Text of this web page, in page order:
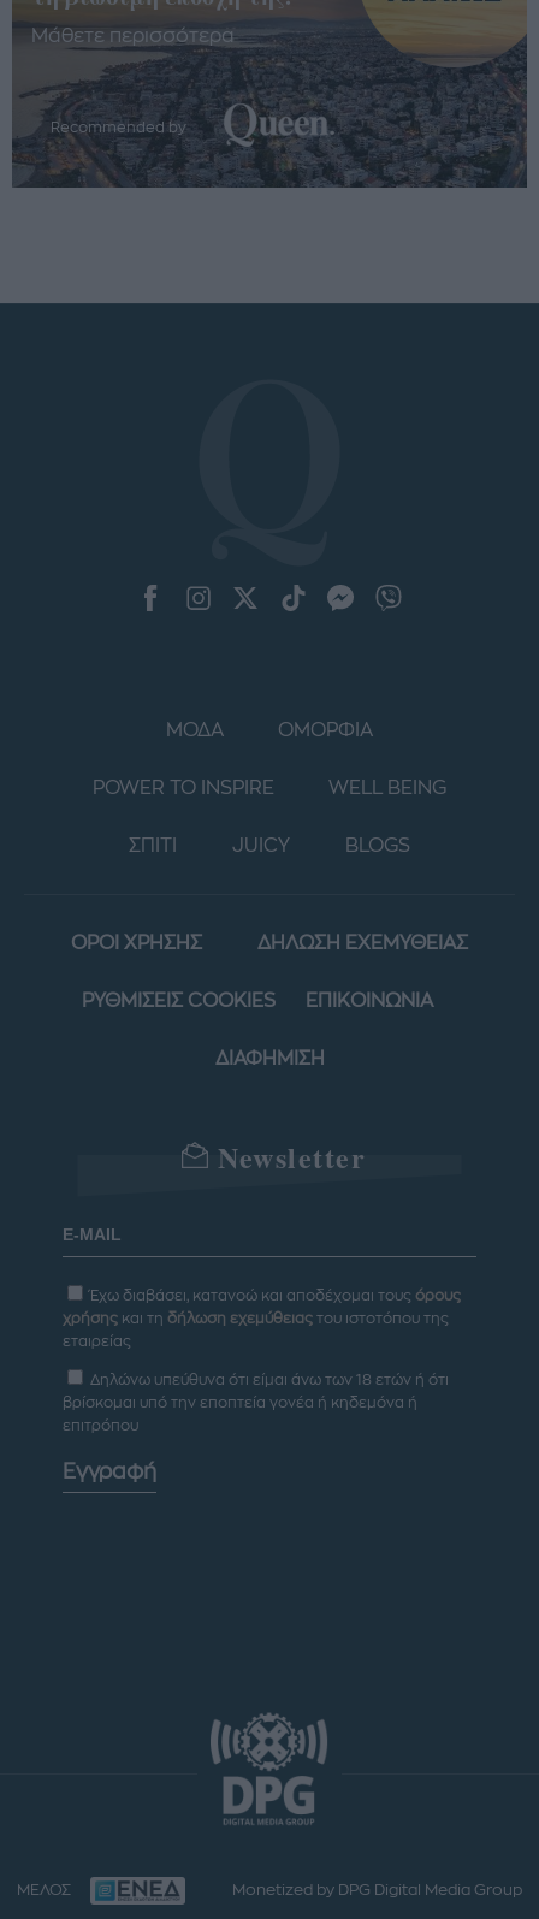
Μάθετε περισσότερα
Recommended by
ΜΟΔΑ ΟΜΟΡΦΙΑ
POWER TO INSPIRE WELL BEING
ΣΠΙΤΙ JUICY BLOGS
ΟΡΟΙ ΧΡΗΣΗΣ ΔΗΛΩΣΗ ΕΧΕΜΥΘΕΙΑΣ
ΡΥΘΜΙΣΕΙΣ COOKIES ΕΠΙΚΟΙΝΩΝΙΑ
ΔΙΑΦΗΜΙΣΗ
Newsletter
Έχω διαβάσει, κατανοώ και αποδέχομαι τους όρους
χρήσης και τη δήλωση εχεμύθειας του ιστοτόπου της
εταιρείας
Δηλώνω υπεύθυνα ότι είμαι άνω των 18 ετών ή ότι
βρίσκομαι υπό την εποπτεία γονέα ή κηδεμόνα ή
επιτρόπου
Εγγραφή
ΜΕΛΟΣ Monetized by DPG Digital Media Group